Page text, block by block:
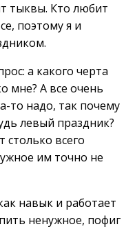
тыквы. Кто любит
поэтому я и
а какого черта
мне? А все очень
то надо, так почему
левый праздник?
всего
им точно не
навык и работает
ненужное, пoфиг